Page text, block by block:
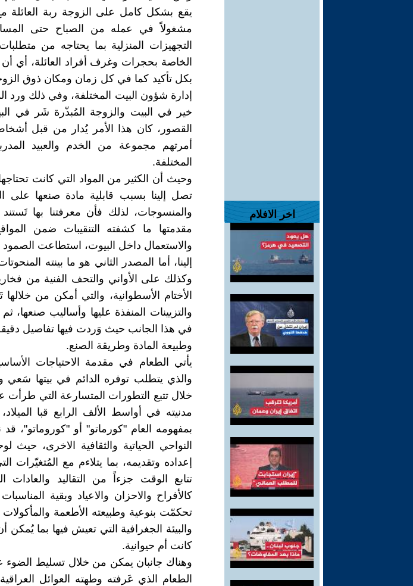
اخر الافلام
يقع بشكل كامل على الزوجة ربة العائلة مع
مشغولاً في عمله من الصباح حتى
التجهيزات المنزلية بما يحتاجه من
الخاصة بحجرات وغرف أفراد العائلة،
بكل تأكيد كما في كل زمان ومكان ذوق
إدارة شؤون البيت المختلفة، وفي ذلك ورد
خير في البيت والزوجة المُبذّرة شَر في
القصور، كان هذا الأمر يُدار من قبل
أمرتهم مجموعة من الخدم والعبيد
المختلفة.
وحيث أن الكثير من المواد التي كانت تحتاجها
تصل إلينا بسبب قابلية مادة صنعها على
والمنسوجات، لذلك فأن معرفتنا بها
مقدمتها ما كشفته التنقيبات ضمن
والاستعمال داخل البيوت، استطاعت
إلينا، أما المصدر الثاني هو ما بينته
وكذلك على الأواني والتحف الفنية من
الأختام الأسطوانية، والتي أمكن من
والتزيينات المنفذة عليها وأساليب صنعها،
في هذا الجانب حيث وَردت فيها تفاصيل
وطبيعة المادة وطريقة الصنع.
يأتي الطعام في مقدمة الاحتياجات
والذي يتطلب توفره الدائم في بيتها سَعي
خلال تتبع التطورات المتسارعة التي طرأت
مدنيته في أواسط الألف الرابع قبا
بمفهومه العام "كورماتو" أو "كوروماتو"،
النواحي الحياتية والثقافية الاخرى،
إعداده وتقديمه، بما يتلاءم مع المُتغيّرات
تتابع الوقت جزءاً من التقاليد والعادات
كالأفراح والاحزان والاعياد وبقية
تحكمّت بنوعية وطبيعته الأطعمة والمأكولات
والبيئة الجغرافية التي تعيش فيها بما يُمكن
كانت أم حيوانية.
وهناك جانبان يمكن من خلال تسليط الضوء
الطعام الذي عَرفته وطهته العوائل